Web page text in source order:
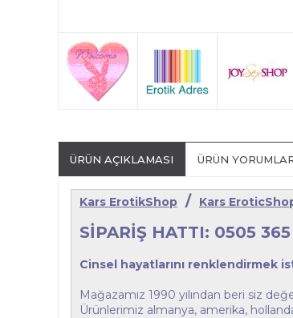
ÜRÜN AÇIKLAMASI ÜRÜN
Kars ErotikShop / Kars
SİPARİŞ HATTI: 0505
Cinsel hayatlarını renklendirmek
Mağazamız 1990 yılından beri siz
Ürünlerimiz almanya, amerika,